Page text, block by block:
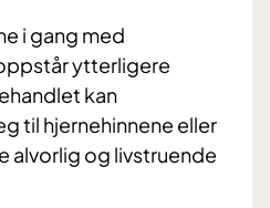
i gang med
ytterligere
kan
til hjernehinnene eller
alvorlig og livstruende